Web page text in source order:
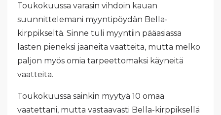
Toukokuussa varasin vihdoin kauan
suunnittelemani myyntipöydän Bella-
kirppikseltä. Sinne tuli myyntiin pääasiassa
lasten pieneksi jääneitä vaatteita, mutta melko
paljon myös omia tarpeettomaksi käyneitä
vaatteita.
Toukokuussa sainkin myytyä 10 omaa
vaatettani, mutta vastaavasti Bella-kirppiksellä